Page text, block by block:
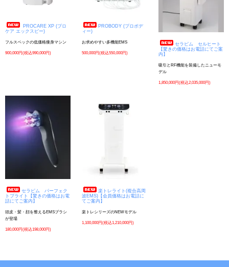
PROCARE XP (プロ
ケア エックスピー)
フルスペックの低価格痩身マシン
900,000円(税込990,000円)
PROBODY (プロボデ
ィー)
お求めやすい多機能EMS
500,000円(税込550,000円)
セラピム セルヒート
【驚きの価格はお電話にてご案
内】
吸引とRF機能を装備したニューモ
デル
1,850,000円(税込2,035,000円)
セラピム パーフェク
トブライト【驚きの価格はお電
話にてご案内】
頭皮・髪・顔を整えるEMSブラシ
が登場
180,000円(税込198,000円)
楽トレライト(複合高周
波EMS)【会員価格はお電話に
てご案内】
楽トレシリーズのNEWモデル
1,100,000円(税込1,210,000円)